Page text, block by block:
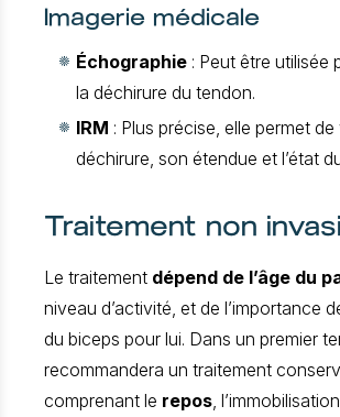
Imagerie médicale
Échographie : Peut être utilisée
la déchirure du tendon.
IRM : Plus précise, elle permet de
déchirure, son étendue et l’état
Traitement non
Le traitement dépend de l’âge du
niveau d’activité, et de l’importance
du biceps pour lui. Dans un premier
recommandera un traitement
comprenant le repos ,